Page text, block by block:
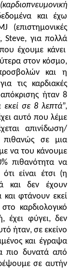
(καρδιοπνευμονική
και έχω
(επιστημονικές
Steve, για πολλά
έχουμε κάνει
στον κόσμο,
και η
για τις καρδιακές
ήταν 8
εκεί σε 8 λεπτά”,
αυτό που λέμε
απινίδωση/
σε μια
νατου κάνουμε
πιθανότητα να
ότι είναι έτσι (η
καιδεν έχουν
και φτάνουν εκεί
στο καρδιολογικό
έχει φύγει, δεν
ήταν, σε εκείνο
και έγραψα
πιο δυνατά από
σε αυτήν